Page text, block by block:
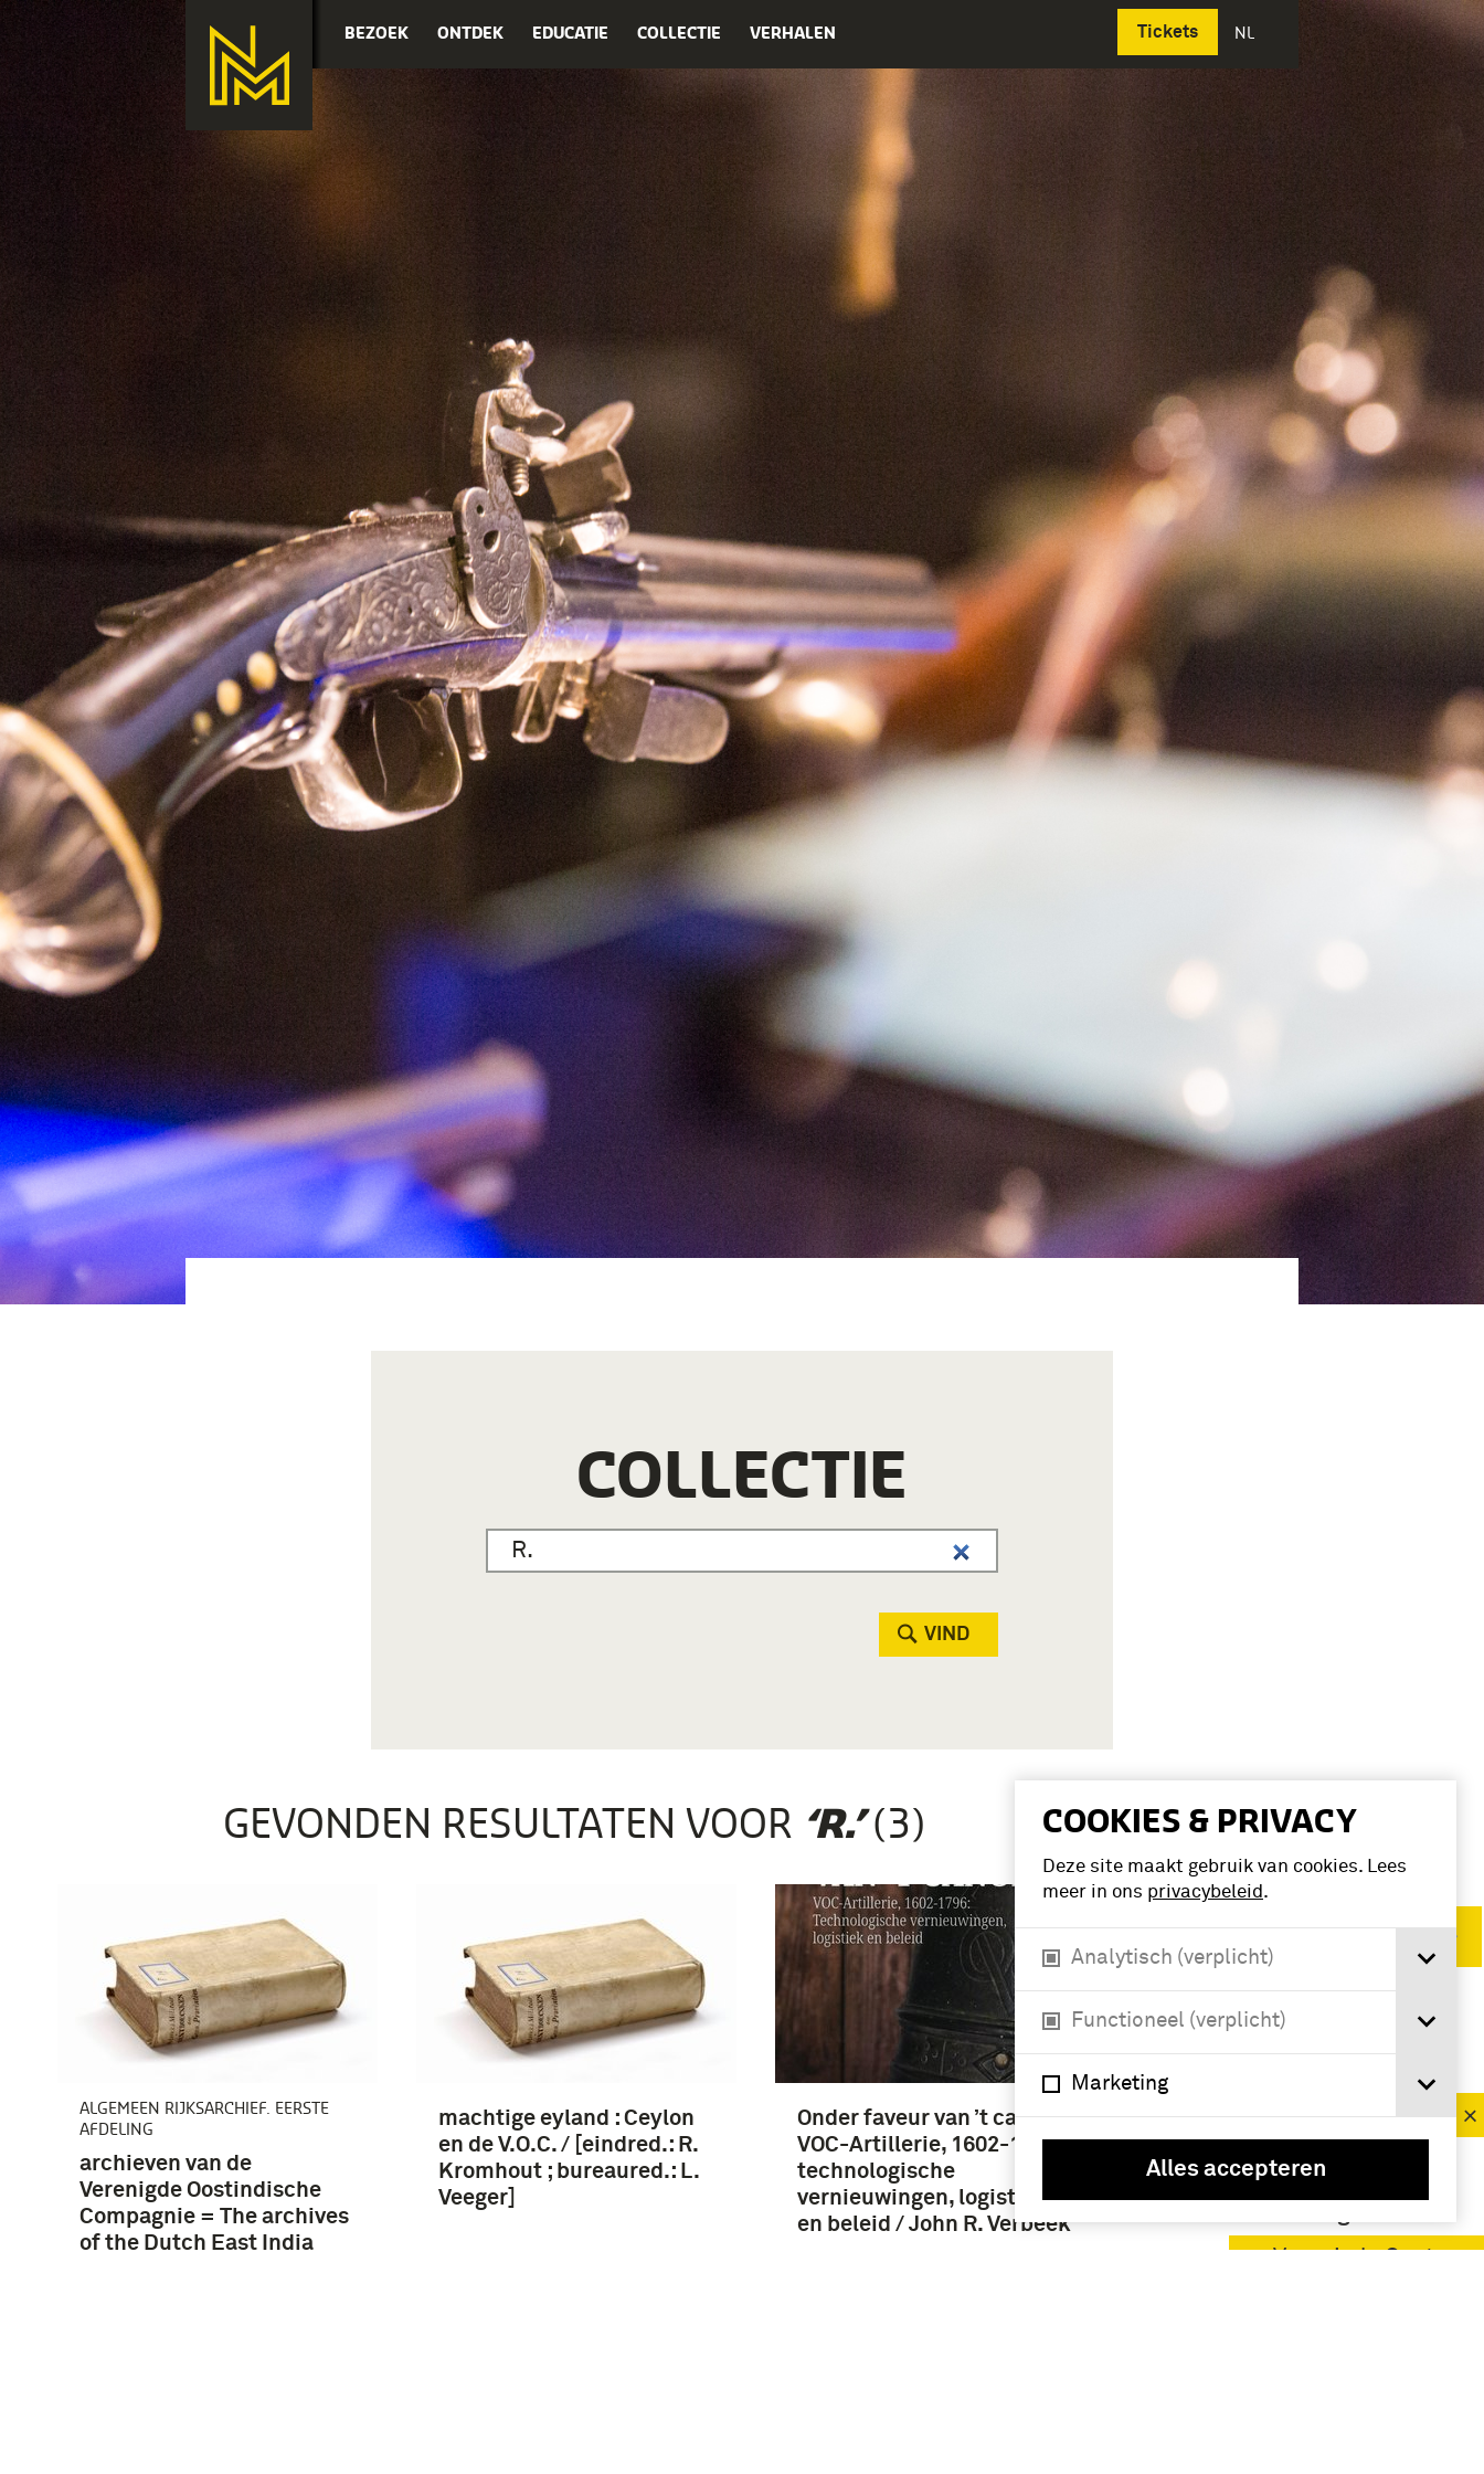
BEZOEK ONTDEK EDUCATIE COLLECTIE VERHALEN Tickets NL
Deutsch
COOKIES & PRIVACY
Deze site maakt gebruik van cookies. Lees
meer in ons privacybeleid.
Analytisch (verplicht)
Functioneel (verplicht)
Marketing
Alles accepteren
COLLECTIE
VIND
GEVONDEN RESULTATEN VOOR ‘R.’(3)
VERFIJN RESULTAAT
boek (3)
ALGEMEEN RIJKSARCHIEF. EERSTE
AFDELING
archieven van de
Verenigde Oostindische
Compagnie = The archives
of the Dutch East India
machtige eyland : Ceylon
en de V.O.C. / [eindred.: R.
Kromhout ; bureaured.: L.
Veeger]
Onder faveur van ’t canon” :
VOC-Artillerie, 1602-1796:
technologische
vernieuwingen, logistiek
en beleid / John R. Verbeek